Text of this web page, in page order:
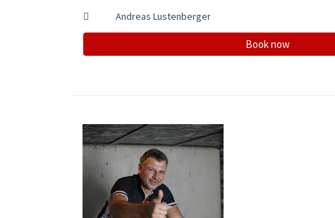
Andreas Lustenberger
Book now